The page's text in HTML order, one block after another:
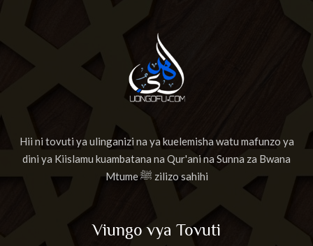
Hii ni tovuti ya ulinganizi na ya kuelemisha watu mafunzo ya
dini ya Kiislamu kuambatana na Qur'ani na Sunna za Bwana
Mtume ﷺ zilizo sahihi
Viungo vya Tovuti